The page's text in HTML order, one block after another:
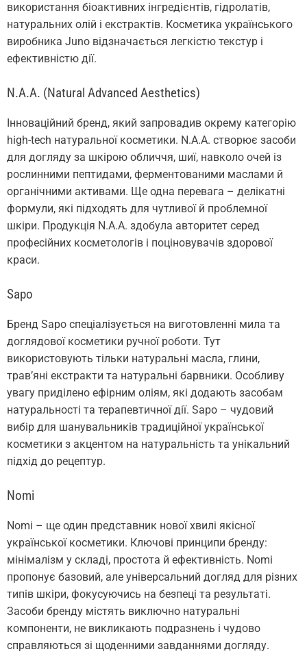
використання біоактивних інгредієнтів, гідролатів,
натуральних олій і екстрактів. Косметика українського
виробника Juno відзначається легкістю текстур і
ефективністю дії.
N.A.A. (Natural Advanced Aesthetics)
Інноваційний бренд, який запровадив окрему категорію
high-tech натуральної косметики. N.A.A. створює засоби
для догляду за шкірою обличчя, шиї, навколо очей із
рослинними пептидами, ферментованими маслами й
органічними активами. Ще одна перевага – делікатні
формули, які підходять для чутливої й проблемної
шкіри. Продукція N.A.A. здобула авторитет серед
професійних косметологів і поціновувачів здорової
краси.
Sapo
Бренд Sapo спеціалізується на виготовленні мила та
доглядової косметики ручної роботи. Тут
використовують тільки натуральні масла, глини,
трав’яні екстракти та натуральні барвники. Особливу
увагу приділено ефірним оліям, які додають засобам
натуральності та терапевтичної дії. Sapo – чудовий
вибір для шанувальників традиційної української
косметики з акцентом на натуральність та унікальний
підхід до рецептур.
Nomi
Nomi – ще один представник нової хвилі якісної
української косметики. Ключові принципи бренду:
мінімалізм у складі, простота й ефективність. Nomi
пропонує базовий, але універсальний догляд для різних
типів шкіри, фокусуючись на безпеці та результаті.
Засоби бренду містять виключно натуральні
компоненти, не викликають подразнень і чудово
справляються зі щоденними завданнями догляду.